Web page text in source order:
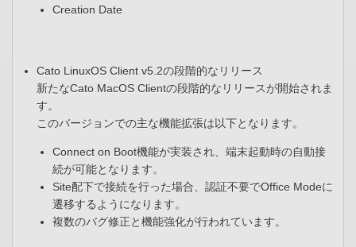
Creation Date
Cato LinuxOS Client v5.2の段階的なリリース
新たなCato MacOS Clientの段階的なリリースが開始されま
す。
このバージョンでの主な機能拡張は以下となります。
Connect on Boot機能が実装され、端末起動時の自動接
続が可能となります。
Site配下で接続を行った場合、認証不要でOffice Modeに
遷移するようになります。
複数のバグ修正と機能強化が行われています。